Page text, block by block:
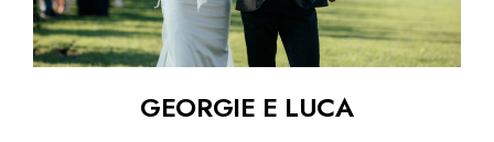
GEORGIE E LUCA